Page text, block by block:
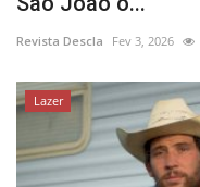
Revista Descla Fev 3, 2026
Lazer